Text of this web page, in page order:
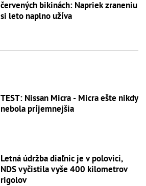
červených bikinách: Napriek zraneniu
si leto naplno užíva
TEST: Nissan Micra - Micra ešte nikdy
nebola príjemnejšia
Letná údržba diaľnic je v polovici,
NDS vyčistila vyše 400 kilometrov
rigolov